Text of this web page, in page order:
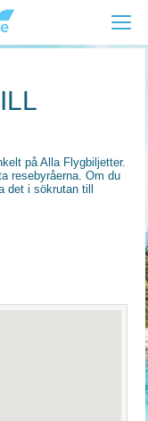
på Alla Flygbiljetter.
resebyråerna. Om du
det i sökrutan till